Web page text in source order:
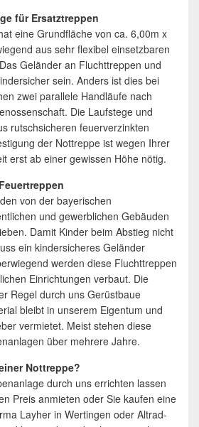
für Ersatztreppen
eine Grundfläche von ca. 6,00m x
aus sehr flexibel einsetzbaren
Geländer an Fluchttreppen und
sein. Anders ist dies bei
zwei parallele Handläufe nach
Die Laufstege und
rutschsicheren feuerverzinkten
der Nottreppe ist wegen Ihrer
erst ab einer gewissen Höhe nötig.
von der bayerischen
und gewerblichen Gebäuden
Damit Kinder beim Abstieg nicht
ein kindersicheres Geländer
werden diese Fluchttreppen
Einrichtungen verbaut. Die
Regel durch uns Gerüstbaue
bleibt in unserem Eigentum und
vermietet. Meist stehen diese
über mehrere Jahre.
Nottreppe?
durch uns errichten lassen
Preis anmieten oder Sie kaufen eine
Layher in Wertingen oder Altrad-